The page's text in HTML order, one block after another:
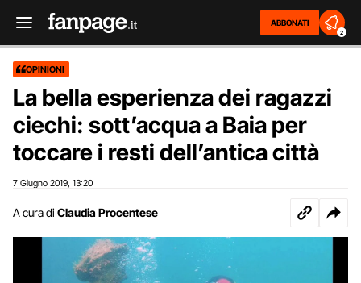
ABBONATI
2
OPINIONI
La bella esperienza dei ragazzi
ciechi: sott’acqua a Baia per
toccare i resti dell’antica città
7 Giugno 2019 13:20
A cura di Claudia Procentese